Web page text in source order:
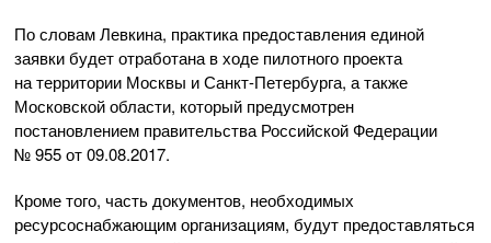
По словам Левкина, практика предоставления единой
заявки будет отработана в ходе пилотного проекта
на территории Москвы иСанкт-Петербурга, а также
Московской области, который предусмотрен
постановлением правительства Российской Федерации
№ 955 от09.08.2017.
Кроме того, часть документов, необходимых
ресурсоснабжающим организациям, будут предоставляться